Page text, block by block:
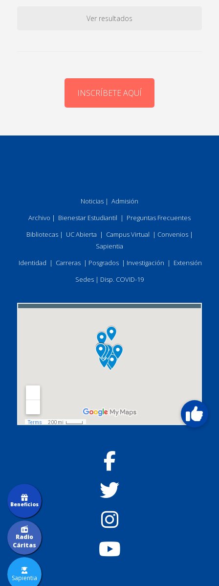
Ver resultados
INSCRÍBETE AQUÍ
Noticias | Admisión
Archivo | Bienestar Estudiantil | Preguntas Frecuentes
Bibliotecas| UC Abierta | Campus Virtual | Convenios|
Sapientia
Identidad | Carreras | Posgrados | Investigación | Extensión
Sedes | Disp. COVID-19
Sapientia
Radio
Cáritas
Beneficios